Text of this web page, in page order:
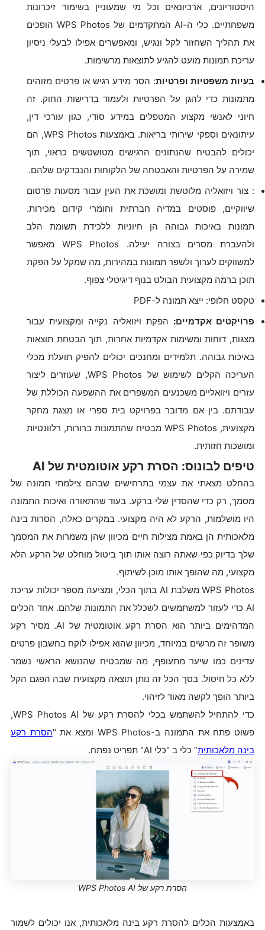
היסטוריונים, ארכיונאים וכל מי שמעוניין בשימור זיכרונות
משפחתיים. כלי ה-AI המתקדמים של WPS Photos הופכים
את תהליך השחזור לקל ונגיש, ומאפשרים אפילו לבעלי ניסיון
עריכת תמונות מועט להגיע לתוצאות מרשימות.
בעיות משפטיות ופרטיות: הסר מידע רגיש או פרטים מזוהים
מתמונות כדי להגן על הפרטיות ולעמוד בדרישות החוק. זה
חיוני לאנשי מקצוע המטפלים במידע סודי, כגון עורכי דין,
עיתונאים וספקי שירותי בריאות. באמצעות WPS Photos, הם
יכולים להבטיח שהנתונים הרגישים מטושטשים כראוי, תוך
שמירה על הפרטיות והאבטחה של הלקוחות והנבדקים שלהם.
: צור ויזואליה מלוטשת ומושכת את העין עבור מסעות פרסום
שיווקיים, פוסטים במדיה חברתית וחומרי קידום מכירות.
תמונות באיכות גבוהה הן חיוניות ללכידת תשומת הלב
ולהעברת מסרים בצורה יעילה. WPS Photos מאפשר
למשווקים לערוך ולשפר תמונות במהירות, מה שמקל על הפקת
תוכן ברמה מקצועית הבולט בנוף דיגיטלי צפוף.
טקסט חלופי: ייצא תמונה ל-PDF
פרויקטים אקדמיים: הפקת ויזואליה נקייה ומקצועית עבור
מצגות, דוחות ומשימות אקדמיות אחרות, תוך הבטחת תוצאות
באיכות גבוהה. תלמידים ומחנכים יכולים להפיק תועלת מכלי
העריכה הקלים לשימוש של WPS Photos, שעוזרים ליצור
עזרים ויזואליים משכנעים המשפרים את ההשפעה הכוללת של
עבודתם. בין אם מדובר בפרויקט בית ספרי או מצגת מחקר
מקצועית, WPS Photos מבטיח שהתמונות ברורות, רלוונטיות
ומושכות חזותית.
טיפים לבונוס: הסרת רקע אוטומטית של AI
בהחלט מצאתי את עצמי בתרחישים שבהם צילמתי תמונה של
מסמך, רק כדי שהסדין שלי ברקע. בעוד שהתאורה ואיכות התמונה
היו מושלמות, הרקע לא היה מקצועי. במקרים כאלה, הסרות בינה
מלאכותית הן באמת מצילות חיים מכיוון שהן משמרות את המסמך
שלך בדיוק כפי שאתה רוצה אותו תוך ביטול מוחלט של הרקע הלא
מקצועי, מה שהופך אותו מוכן לשיתוף.
WPS Photos משלבת AI בתוך הכלי, ומציעה מספר יכולות עריכת
AI כדי לעזור למשתמשים לשכלל את התמונות שלהם. אחד הכלים
המדהימים ביותר הוא הסרת רקע אוטומטית של AI. מסיר רקע
משופר זה מרשים במיוחד, מכיוון שהוא אפילו לוקח בחשבון פרטים
עדינים כמו שיער מתעופף, מה שמבטיח שהנושא הראשי נשמר
ללא כל חיסול. בסך הכל זה נותן תוצאה מקצועית שבה הפגם הקל
ביותר הופך לקשה מאוד לזיהוי.
כדי להתחיל להשתמש בכלי להסרת רקע של WPS Photos AI,
פשוט פתח את התמונה ב-WPS Photos ומצא את "
הסרת רקע
בינה מלאכותית” כלי ב "כלי AI" תפריט נפתח.
הסרת רקע של WPS Photos AI
באמצעות הכלים להסרת רקע בינה מלאכותית, אנו יכולים לשמור